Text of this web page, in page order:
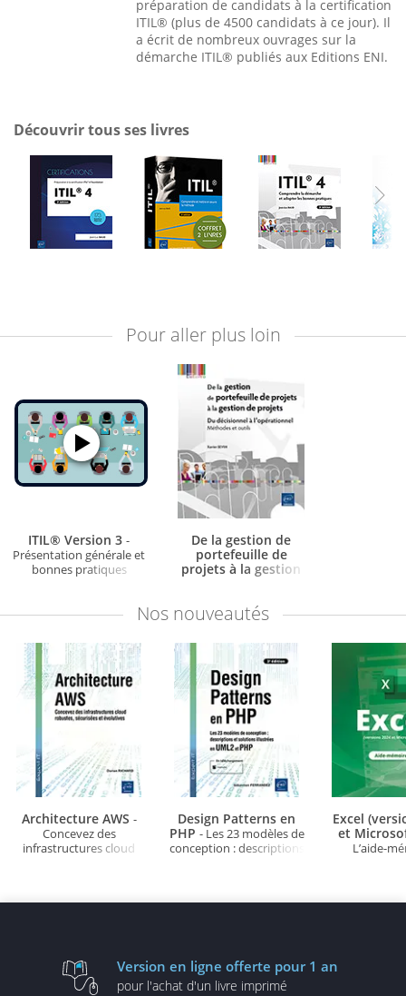
préparation de candidats à la certification
ITIL® (plus de 4500 candidats à ce jour). Il
a écrit de nombreux ouvrages sur la
démarche ITIL® publiés aux Editions ENI.
Découvrir tous ses livres
Pour aller plus loin
ITIL® Version 3 -
Présentation générale et
bonnes pratiques
De la gestion de
portefeuille de
projets à la gestion
l'opérationnel -
Nos nouveautés
Architecture AWS -
Concevez des
infrastructures cloud
Design Patterns en
PHP - Les 23 modèles de
conception : descriptions
Excel
et
L’aide-
Version en ligne offerte pour 1 an
pour l'achat d'un livre imprimé